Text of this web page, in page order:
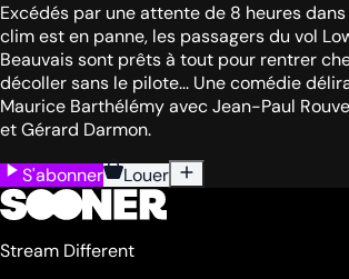
Excédés par une attente de 8 heures
clim est en panne, les passagers du vol
Beauvais sont prêts à tout pour rentrer
décoller sans le pilote... Une comédie
Maurice Barthélémy avec Jean-Paul
et Gérard Darmon.
S'abonner
Louer
Stream Different